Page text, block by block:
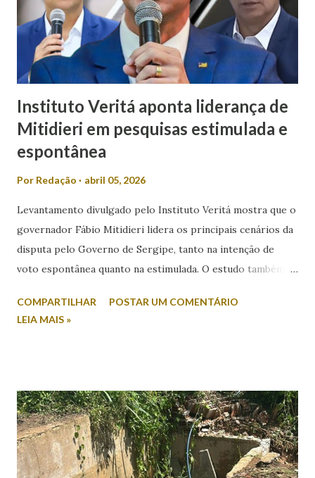
machismo com as mulheres. Mulher em política, esqueça! É
isso que Valmir de Francisquinho disse ao ser questionado
se a sua mulher poderia ser uma...
Instituto Veritá aponta liderança de
Mitidieri em pesquisas estimulada e
espontânea
Por Redação abril 05, 2026
Levantamento divulgado pelo Instituto Veritá mostra que o
governador Fábio Mitidieri lidera os principais cenários da
disputa pelo Governo de Sergipe, tanto na intenção de
voto espontânea quanto na estimulada. O estudo também
colocados. Na intenção espontânea, quando o eleitor
estimulado, em que os candidatos são apresentados ao
entrevistado, Mitidieri mantém a liderança com 44,2%,
seguido por Valmir de Francisquinho, com 34,5%. Ricardo
Marques aparece com 17,6%, enquanto outros somam 3,7%.
COMPARTILHAR
POSTAR UM COMENTÁRIO
LEIA MAIS »